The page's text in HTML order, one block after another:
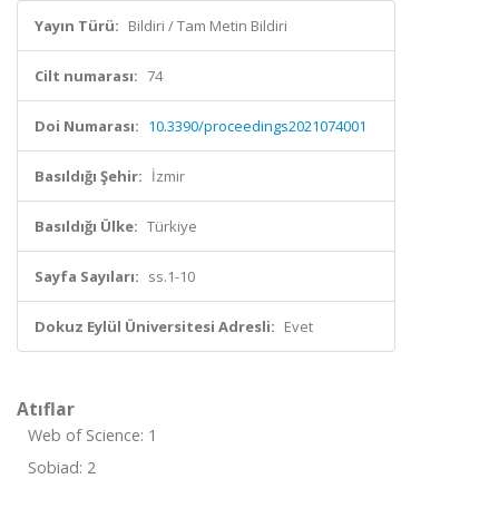
Yayın Türü: Bildiri / Tam Metin Bildiri
Cilt numarası: 74
Doi Numarası: 10.3390/proceedings2021074001
Basıldığı Şehir: İzmir
Basıldığı Ülke: Türkiye
Sayfa Sayıları: ss.1-10
Dokuz Eylül Üniversitesi Adresli: Evet
Atıflar
Web of Science: 1
Sobiad: 2